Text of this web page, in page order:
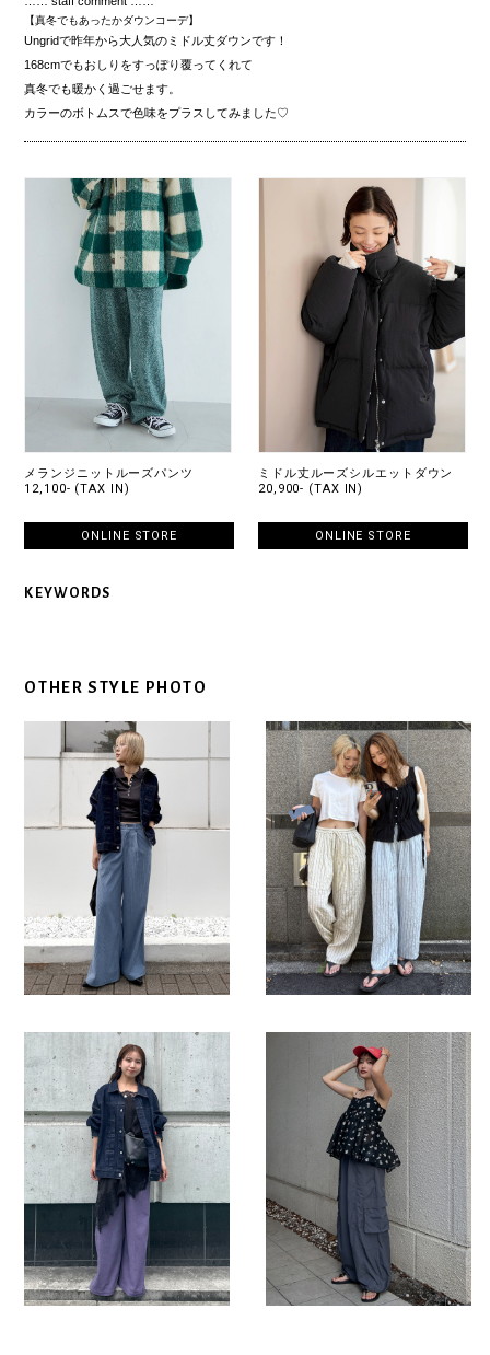
【真冬でもあったかダウンコーデ】
Ungridで昨年から大人気のミドル丈ダウンです！
168cmでもおしりをすっぽり覆ってくれて
真冬でも暖かく過ごせます。
カラーのボトムスで色味をプラスしてみました♡
メランジニットルーズパンツ
12,100- (TAX IN)
ONLINE STORE
ミドル丈ルーズシルエットダウン
20,900- (TAX IN)
ONLINE STORE
KEYWORDS
OTHER STYLE PHOTO